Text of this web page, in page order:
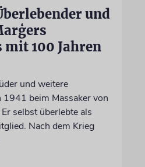
und
100 Jahren
und weitere
beim Massaker von
selbst überlebte als
Nach dem Krieg